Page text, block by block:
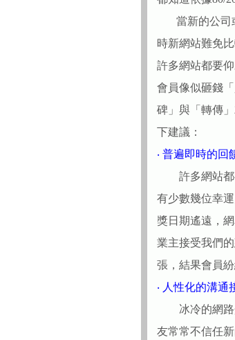
當新的公司或
時新網站難免
許多網站都要
會員像似砸錢
碑」與「轉傳
下建議：
‧ 普遍即時的回
許多網站都
有少數幾位幸
獎日期遙遠，
業主接受我們
張，結果會員
‧ 人性化的溝通
冰冷的網路
友常常不信任